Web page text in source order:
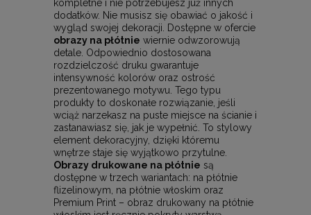
kompletne i nie potrzebujesz już innych
dodatków. Nie musisz się obawiać o jakość i
wygląd swojej dekoracji. Dostępne w ofercie
obrazy na płótnie wiernie odwzorowują
detale. Odpowiednio dostosowana
rozdzielczość druku gwarantuje
intensywność kolorów oraz ostrość
prezentowanego motywu. Tego typu
produkty to doskonałe rozwiązanie, jeśli
wciąż narzekasz na puste miejsce na ścianie i
zastanawiasz się, jak je wypełnić. To stylowy
element dekoracyjny, dzięki któremu
wnętrze staje się wyjątkowo przytulne.
Obrazy drukowane na płótnie są
dostępne w trzech wariantach: na płótnie
flizelinowym, na płótnie włoskim oraz
Premium Print – obraz drukowany na płótnie